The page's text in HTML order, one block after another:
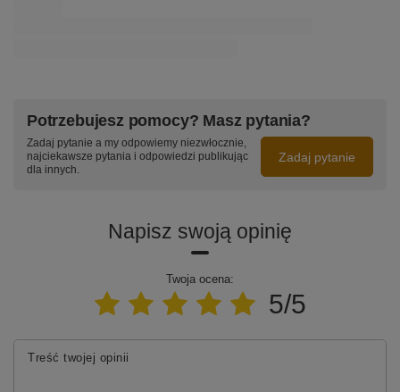
Potrzebujesz pomocy? Masz pytania?
Zadaj pytanie a my odpowiemy niezwłocznie,
najciekawsze pytania i odpowiedzi publikując
dla innych.
Zadaj pytanie
Napisz swoją opinię
Twoja ocena:
5/5
Treść twojej opinii